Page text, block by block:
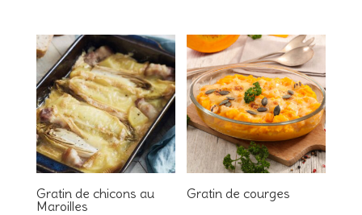
Gratin de chicons au
Maroilles
Gratin de courges